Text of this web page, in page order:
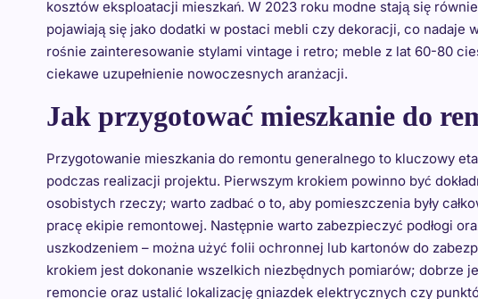
kosztów eksploatacji mieszkań. W 2023 roku modne stają się
pojawiają się jako dodatki w postaci mebli czy dekoracji, co nadaje
rośnie zainteresowanie stylami vintage i retro; meble z lat 60-80
ciekawe uzupełnienie nowoczesnych aranżacji.
Jak przygotować mieszkanie do
Przygotowanie mieszkania do remontu generalnego to kluczowy
podczas realizacji projektu. Pierwszym krokiem powinno być
osobistych rzeczy; warto zadbać o to, aby pomieszczenia były
pracę ekipie remontowej. Następnie warto zabezpieczyć podłogi
uszkodzeniem – można użyć folii ochronnej lub kartonów do
krokiem jest dokonanie wszelkich niezbędnych pomiarów; dobrze
remoncie oraz ustalić lokalizację gniazdek elektrycznych czy